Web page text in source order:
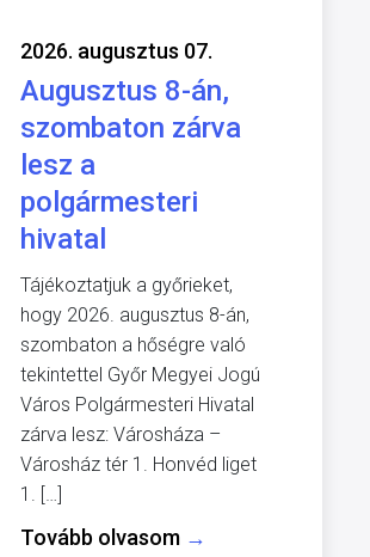
2026. augusztus 07.
Augusztus 8-án,
szombaton zárva
lesz a
polgármesteri
hivatal
Tájékoztatjuk a győrieket,
hogy 2026. augusztus 8-án,
szombaton a hőségre való
tekintettel Győr Megyei Jogú
Város Polgármesteri Hivatal
zárva lesz: Városháza –
Városház tér 1. Honvéd liget
1. […]
Tovább olvasom →